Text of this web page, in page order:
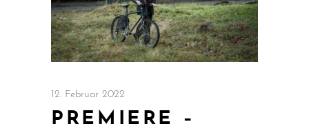
12. Februar 2022
PREMIERE –